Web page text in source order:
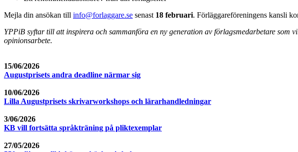
Mejla din ansökan till info@forlaggare.se senast 18 februari. Förläggareföreningens kansli
YPPiB syftar till att inspirera och sammanföra en ny generation av förlagsmedarbetare
opinionsarbete.
15/06/2026
Augustprisets andra deadline närmar sig
10/06/2026
Lilla Augustprisets skrivarworkshops och lärarhandledningar
3/06/2026
KB vill fortsätta språkträning på pliktexemplar
27/05/2026